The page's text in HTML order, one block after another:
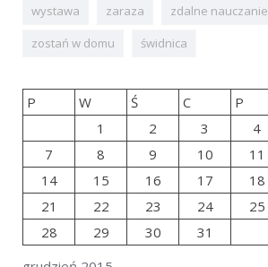
wystawa
zaraza
zdalne nauczanie
zostań w domu
świdnica
P W Ś C P
1
2 3 4
7
8 9 10 11
14
15 16 17 18
21
22 23 24 25
28
29 30 31